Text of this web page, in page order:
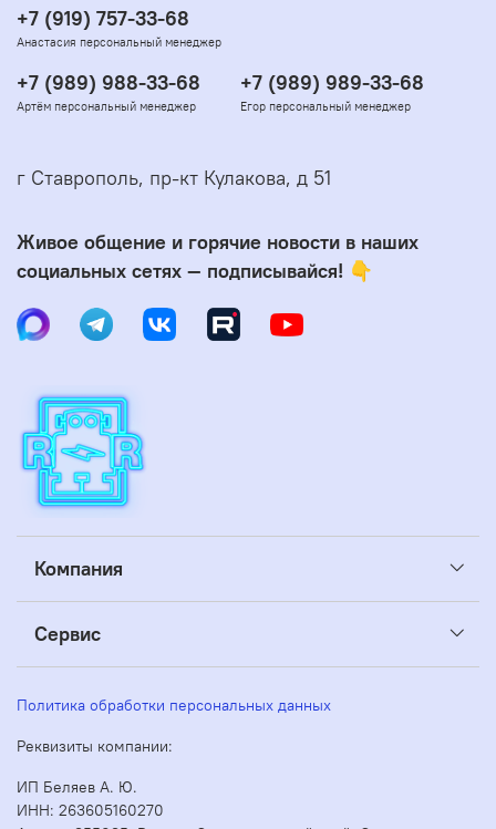
Компания
Сервис
+7 (919) 757-33-68
Анастасия персональный менеджер
+7 (989) 988-33-68
Артём персональный менеджер
+7 (989) 989-33-68
Егор персональный менеджер
г Ставрополь, пр-кт Кулакова, д 51
Живое общение и горячие новости в наших
социальных сетях — подписывайся! 👇
Политика обработки персональных данных
Реквизиты компании:
ИП Беляев А. Ю.
ИНН: 263605160270